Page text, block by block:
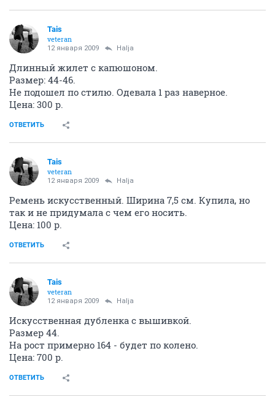
Tais
veteran
12 января 2009 Halja
Длинный жилет с капюшоном.
Размер: 44-46.
Не подошел по стилю. Одевала 1 раз наверное.
Цена: 300 р.
ОТВЕТИТЬ
Tais
veteran
12 января 2009 Halja
Ремень искусственный. Ширина 7,5 см. Купила, но
так и не придумала с чем его носить.
Цена: 100 р.
ОТВЕТИТЬ
Tais
veteran
12 января 2009 Halja
Искусственная дубленка с вышивкой.
Размер 44.
На рост примерно 164 - будет по колено.
Цена: 700 р.
ОТВЕТИТЬ